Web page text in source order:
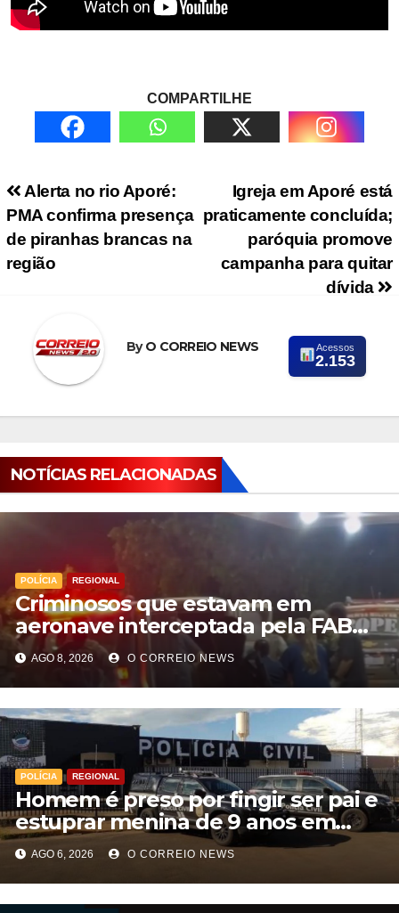
COMPARTILHE
Navegação de PostIgreja em Aporé está
praticamente concluída;
paróquia promove
campanha para quitar
dívida
Alerta no rio Aporé:
PMA confirma presença
de piranhas brancas na
região
ByO CORREIO NEWS Acessos
2.153
NOTÍCIAS RELACIONADAS
POLÍCIA REGIONAL
Criminosos que estavam em
aeronave interceptada pela FAB
em MS morrem durante confronto
com o Bope
AGO 8, 2026 O CORREIO NEWS
POLÍCIA REGIONAL
Homem é preso por fingir ser pai e
estuprar menina de 9 anos em
Aparecida do Taboado
AGO 6, 2026 O CORREIO NEWS